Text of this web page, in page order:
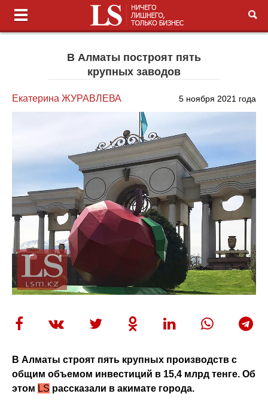
В Алматы построят пять
крупных заводов
Екатерина ЖУРАВЛЕВА 5 ноября 2021 года
В Алматы строят пять крупных производств с
общим объемом инвестиций в 15,4 млрд тенге. Об
этом LS рассказали в акимате города.